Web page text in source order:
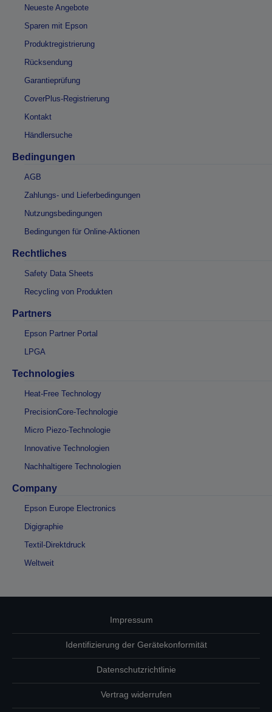
Neueste Angebote
Sparen mit Epson
Produktregistrierung
Rücksendung
Garantieprüfung
CoverPlus-Registrierung
Kontakt
Händlersuche
Bedingungen
AGB
Zahlungs- und Lieferbedingungen
Nutzungsbedingungen
Bedingungen für Online-Aktionen
Rechtliches
Safety Data Sheets
Recycling von Produkten
Partners
Epson Partner Portal
LPGA
Technologies
Heat-Free Technology
PrecisionCore-Technologie
Micro Piezo-Technologie
Innovative Technologien
Nachhaltigere Technologien
Company
Epson Europe Electronics
Digigraphie
Textil-Direktdruck
Weltweit
Impressum
Identifizierung der Gerätekonformität
Datenschutzrichtlinie
Vertrag widerrufen